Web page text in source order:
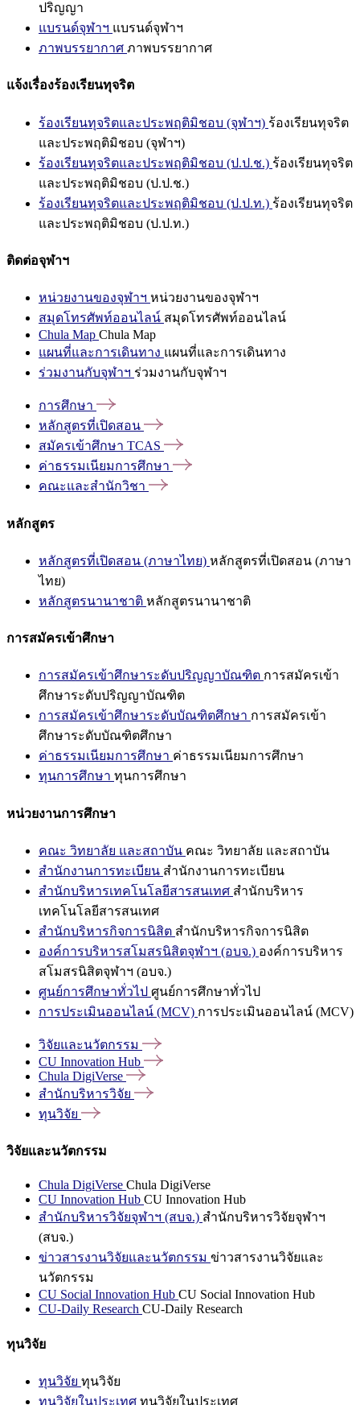
ปริญญา
แบรนด์จุฬาฯ แบรนด์จุฬาฯ
ภาพบรรยากาศ ภาพบรรยากาศ
แจ้งเรื่องร้องเรียนทุจริต
ร้องเรียนทุจริตและประพฤติมิชอบ (จุฬาฯ) ร้องเรียนทุจริต
และประพฤติมิชอบ (จุฬาฯ)
ร้องเรียนทุจริตและประพฤติมิชอบ (ป.ป.ช.) ร้องเรียนทุจริต
และประพฤติมิชอบ (ป.ป.ช.)
ร้องเรียนทุจริตและประพฤติมิชอบ (ป.ป.ท.) ร้องเรียนทุจริต
และประพฤติมิชอบ (ป.ป.ท.)
ติดต่อจุฬาฯ
หน่วยงานของจุฬาฯ หน่วยงานของจุฬาฯ
สมุดโทรศัพท์ออนไลน์ สมุดโทรศัพท์ออนไลน์
Chula Map Chula Map
แผนที่และการเดินทาง แผนที่และการเดินทาง
ร่วมงานกับจุฬาฯ ร่วมงานกับจุฬาฯ
การศึกษา
หลักสูตรที่เปิดสอน
สมัครเข้าศึกษา TCAS
ค่าธรรมเนียมการศึกษา
คณะและสำนักวิชา
หลักสูตร
หลักสูตรที่เปิดสอน (ภาษาไทย) หลักสูตรที่เปิดสอน (ภาษา
ไทย)
หลักสูตรนานาชาติ หลักสูตรนานาชาติ
การสมัครเข้าศึกษา
การสมัครเข้าศึกษาระดับปริญญาบัณฑิต การสมัครเข้า
ศึกษาระดับปริญญาบัณฑิต
การสมัครเข้าศึกษาระดับบัณฑิตศึกษา การสมัครเข้า
ศึกษาระดับบัณฑิตศึกษา
ค่าธรรมเนียมการศึกษา ค่าธรรมเนียมการศึกษา
ทุนการศึกษา ทุนการศึกษา
หน่วยงานการศึกษา
คณะ วิทยาลัย และสถาบัน คณะ วิทยาลัย และสถาบัน
สำนักงานการทะเบียน สำนักงานการทะเบียน
สำนักบริหารเทคโนโลยีสารสนเทศ สำนักบริหาร
เทคโนโลยีสารสนเทศ
สำนักบริหารกิจการนิสิต สำนักบริหารกิจการนิสิต
องค์การบริหารสโมสรนิสิตจุฬาฯ (อบจ.) องค์การบริหาร
สโมสรนิสิตจุฬาฯ (อบจ.)
ศูนย์การศึกษาทั่วไป ศูนย์การศึกษาทั่วไป
การประเมินออนไลน์ (MCV) การประเมินออนไลน์ (MCV)
วิจัยและนวัตกรรม
CU Innovation Hub
Chula DigiVerse
สำนักบริหารวิจัย
ทุนวิจัย
วิจัยและนวัตกรรม
Chula DigiVerse Chula DigiVerse
CU Innovation Hub CU Innovation Hub
สำนักบริหารวิจัยจุฬาฯ (สบจ.) สำนักบริหารวิจัยจุฬาฯ
(สบจ.)
ข่าวสารงานวิจัยและนวัตกรรม ข่าวสารงานวิจัยและ
นวัตกรรม
CU Social Innovation Hub CU Social Innovation Hub
CU-Daily Research CU-Daily Research
ทุนวิจัย
ทุนวิจัย ทุนวิจัย
ทุนวิจัยในประเทศ ทุนวิจัยในประเทศ